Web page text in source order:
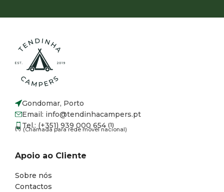
Gondomar, Porto
Email: info@tendinhacampers.pt
Tel.: (+351) 939 000 654 (1)
(1) (Chamada para rede móvel nacional)
Apoio ao Cliente
Sobre nós
Contactos